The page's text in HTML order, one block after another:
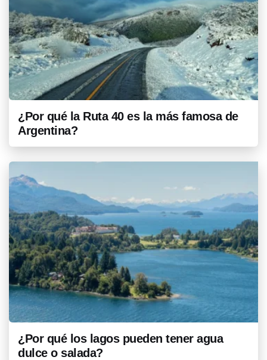
¿Por qué la Ruta 40 es la más famosa de
Argentina?
¿Por qué los lagos pueden tener agua
dulce o salada?